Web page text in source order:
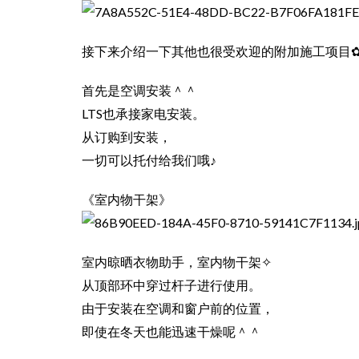
接下来介绍一下其他也很受欢迎的附加施工项目
首先是空调安装＾＾
LTS也承接家电安装。
从订购到安装，
一切可以托付给我们哦♪
《室内物干架》
室内晾晒衣物助手，室内物干架✧
从顶部环中穿过杆子进行使用。
由于安装在空调和窗户前的位置，
即使在冬天也能迅速干燥呢＾＾